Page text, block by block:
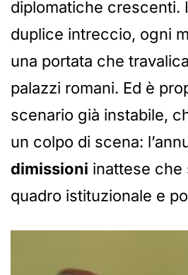
diplomatiche crescenti.
duplice intreccio, ogni
una portata che
palazzi romani. Ed è
scenario già instabile,
un colpo di scena:
dimissioni inattese che
quadro istituzionale e